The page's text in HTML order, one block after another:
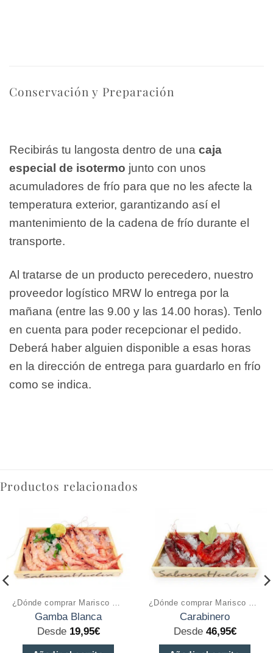
Conservación y Preparación
Recibirás tu langosta dentro de una caja
especial de isotermo junto con unos
acumuladores de frío para que no les afecte la
temperatura exterior, garantizando así el
mantenimiento de la cadena de frío durante el
transporte.
Al tratarse de un producto perecedero, nuestro
proveedor logístico MRW lo entrega por la
mañana (entre las 9.00 y las 14.00 horas). Tenlo
en cuenta para poder recepcionar el pedido.
Deberá haber alguien disponible a esas horas
en la dirección de entrega para guardarlo en frío
como se indica.
Productos relacionados
¿Dónde comprar Marisco a domicilio online?
Gamba Blanca
Desde 19,95€
¿Dónde comprar Marisco a domicilio online?
Carabinero
Desde 46,95€